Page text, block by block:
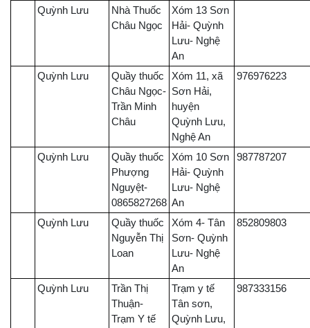
Quỳnh Lưu
Nhà Thuốc
Châu Ngọc
Xóm 13 Sơn
Hải- Quỳnh
Lưu- Nghệ
An
Quỳnh Lưu
Quầy thuốc
Châu Ngọc-
Trần Minh
Châu
Xóm 11, xã
Sơn Hải,
huyện
Quỳnh Lưu,
Nghệ An
976976223
Quỳnh Lưu
Quầy thuốc
Phượng
Nguyệt-
0865827268
Xóm 10 Sơn
Hải- Quỳnh
Lưu- Nghệ
An
987787207
Quỳnh Lưu
Quầy thuốc
Nguyễn Thị
Loan
Xóm 4- Tân
Sơn- Quỳnh
Lưu- Nghệ
An
852809803
Quỳnh Lưu
Trần Thị
Thuận-
Trạm Y tế
Trạm y tế
Tân sơn,
Quỳnh Lưu,
987333156